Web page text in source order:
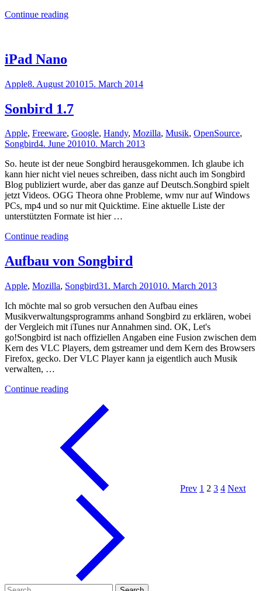
Continue reading"Freeware
iPad Nano
Apple8. August 201015. March 2014
Sonbird 1.7
Apple, Freeware, Google, Handy, Mozilla, Musik, OpenSource,
Songbird4. June 201010. March 2013
So. heute ist der neue Songbird herausgekommen. Ich glaube ich
kann hier nicht viel neues schreiben, dass nicht auch im Songbird
Blog publiziert wurde, aber das ganze auf Deutsch.Songbird spielt
jetzt Videos. OGG Theora ohne Probleme, wmv nur auf Windows
PCs, mp4 und so nur mit Quicktime. Eine aktuelle Liste der
unterstützten Formate ist hier …
Continue reading"Sonbird
Aufbau von Songbird
Apple, Mozilla, Songbird31. March 201010. March 2013
Ich möchte mal so grob versuchen den Aufbau eines
Musikverwaltungsprogramms anhand Songbird zu erklären, wobei
der Vergleich mit iTunes nur Annahmen sind. OK, Let's
go!Songbird ist nach offiziellen Angaben eine Fusion zwischen dem
Kern des VLC Players, dem gstreamer und dem Kern des Browsers
Firefox, gecko. Der VLC Player kann ja eigentlich auch Musik
verwalten, …
Continue reading"Aufbau
Songbird"
Prev 1 2 3 4 Next
Search